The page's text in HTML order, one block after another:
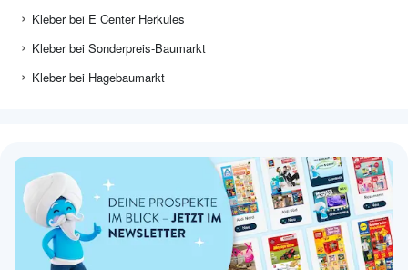
Kleber bei E Center Herkules
Kleber bei Sonderpreis-Baumarkt
Kleber bei Hagebaumarkt